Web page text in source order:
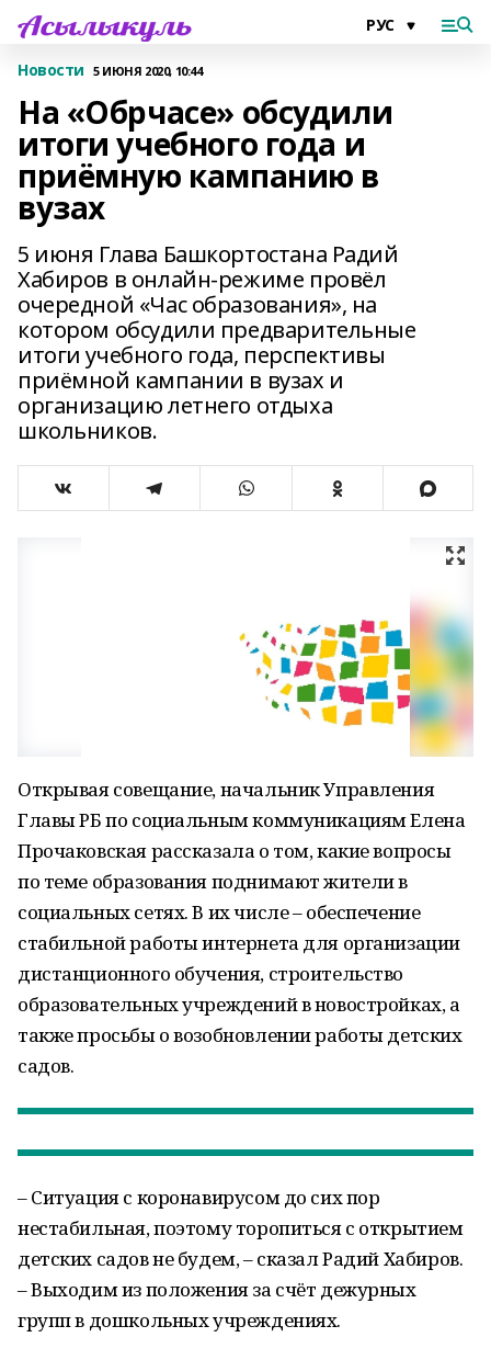
Новости 5 ИЮНЯ 2020, 10:44
На «Обрчасе» обсудили
итоги учебного года и
приёмную кампанию в
вузах
5 июня Глава Башкортостана Радий
Хабиров в онлайн-режиме провёл
очередной «Час образования», на
котором обсудили предварительные
итоги учебного года, перспективы
приёмной кампании в вузах и
организацию летнего отдыха
школьников.
Открывая совещание, начальник Управления
Главы РБ по социальным коммуникациям Елена
Прочаковская рассказала о том, какие вопросы
по теме образования поднимают жители в
социальных сетях. В их числе – обеспечение
стабильной работы интернета для организации
дистанционного обучения, строительство
образовательных учреждений в новостройках, а
также просьбы о возобновлении работы детских
садов.
– Ситуация с коронавирусом до сих пор
нестабильная, поэтому торопиться с открытием
детских садов не будем, – сказал Радий Хабиров.
– Выходим из положения за счёт дежурных
групп в дошкольных учреждениях.